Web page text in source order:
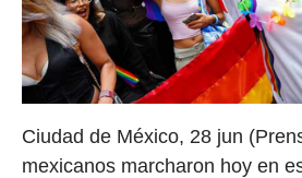
Ciudad de México, 28 jun
mexicanos marcharon hoy en